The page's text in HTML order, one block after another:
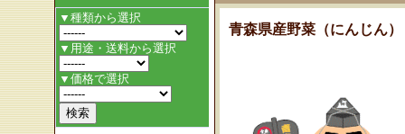
青森県産野菜（にんじん）